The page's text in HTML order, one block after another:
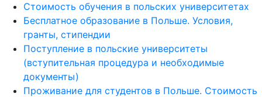
Стоимость обучения в польских университетах
Бесплатное образование в Польше. Условия,
гранты, стипендии
Поступление в польские университеты
(вступительная процедура и необходимые
документы)
Проживание для студентов в Польше. Стоимость